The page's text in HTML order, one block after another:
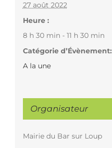
27 août 2022
Heure :
8 h 30 min - 11 h 30 min
Catégorie d’Évènement:
A la une
Organisateur
Mairie du Bar sur Loup